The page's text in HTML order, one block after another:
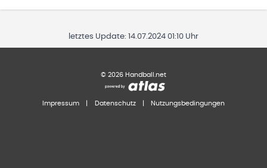
letztes Update: 14.07.2024 01:10 Uhr
© 2026 Handball.net
Impressum Datenschutz Nutzungsbedingungen